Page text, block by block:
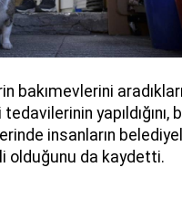
bakımevlerini
yapıldığını,
insanların
olduğunu da kaydetti.